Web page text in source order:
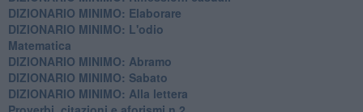
DIZIONARIO MINIMO: Elaborare
DIZIONARIO MINIMO: L'odio
​Matematica
DIZIONARIO MINIMO: Abramo
DIZIONARIO MINIMO: Sabato
​DIZIONARIO MINIMO: Alla lettera